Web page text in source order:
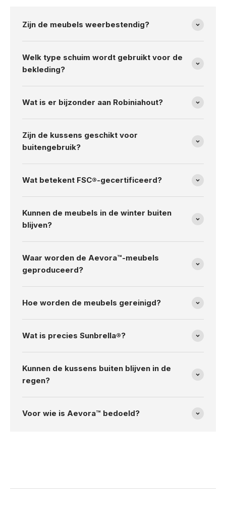
Zijn de meubels weerbestendig?
Welk type schuim wordt gebruikt voor de
bekleding?
Wat is er bijzonder aan Robiniahout?
Zijn de kussens geschikt voor
buitengebruik?
Wat betekent FSC®-gecertificeerd?
Kunnen de meubels in de winter buiten
blijven?
Waar worden de Aevora™-meubels
geproduceerd?
Hoe worden de meubels gereinigd?
Wat is precies Sunbrella®?
Kunnen de kussens buiten blijven in de
regen?
Voor wie is Aevora™ bedoeld?